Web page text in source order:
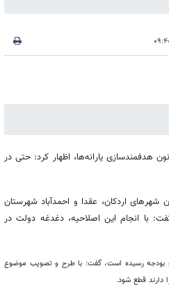
هدفمندسازی یارانه‌ها، اظهار کرد: حتی در
شهرهای اردکان، عقدا و احمدآباد شهرستان
با انجام این اصلاحیه، دغدغه دولت در
و بودجه رسیده است، گفت: با طرح و تصویب موضوع